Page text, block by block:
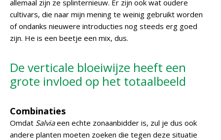
allemaal zijn ze splinternieuw. Er zijn ook wat oudere
cultivars, die naar mijn mening te weinig gebruikt worden
of ondanks nieuwere introducties nog steeds erg goed
zijn. He is een beetje een mix, dus.
De verticale bloeiwijze heeft een
grote invloed op het totaalbeeld
Combinaties
Omdat Salviaeen echte zonaanbidder is, zul je dus ook
andere planten moeten zoeken die tegen deze situatie